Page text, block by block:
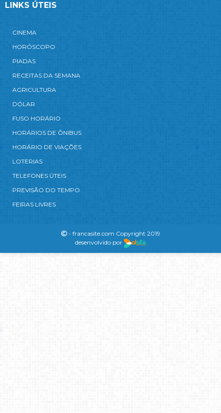
LINKS ÚTEIS
CINEMA
HORÓSCOPO
PIADAS
RECEITAS DA SEMANA
AGRICULTURA
DÓLAR
FUSO HORÁRIO
HORÁRIOS DE ÔNIBUS
HORÁRIO DE VIAÇÕES
LOTERIAS
TELEFONES ÚTEIS
PREVISÃO DO TEMPO
FEIRAS LIVRES
- francasite.com Copyright 2019
desenvolvido por